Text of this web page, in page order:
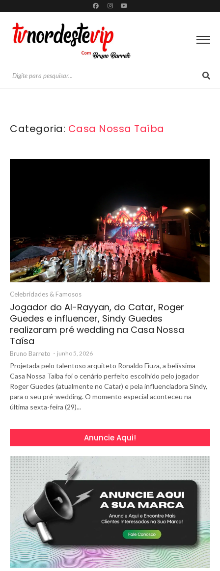
Categoria: Casa Nossa Taíba
Celebridades & Famosos
Jogador do Al-Rayyan, do Catar, Roger
Guedes e influencer, Sindy Guedes
realizaram pré wedding na Casa Nossa
Taísa
Bruno Barreto - junho 5, 2026
Projetada pelo talentoso arquiteto Ronaldo Fiuza, a belíssima
Casa Nossa Taíba foi o cenário perfeito escolhido pelo jogador
Roger Guedes (atualmente no Catar) e pela influenciadora Sindy,
para o seu pré-wedding. O momento especial aconteceu na
última sexta-feira (29)...
Anuncie Aqui!